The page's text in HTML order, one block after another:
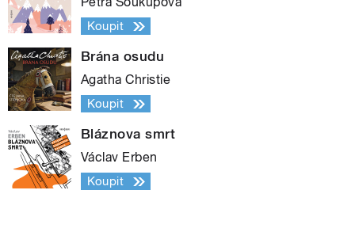
Koupit
Brána osudu
Agatha Christie
Koupit
Bláznova smrt
Václav Erben
Koupit